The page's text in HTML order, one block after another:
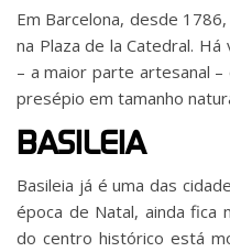
Em Barcelona, desde
na Plaza de la Catedral.
– a maior parte artesanal –
presépio em tamanho
BASILEIA
Basileia já é uma das
época de Natal, ainda fica
do centro histórico está